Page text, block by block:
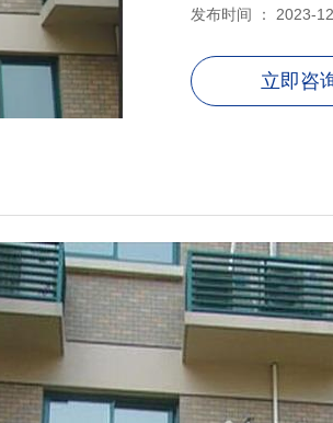
发布时间 ： 2023-
立即咨